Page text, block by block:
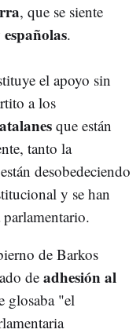
, que se siente
.
el apoyo sin
a los
que están
tanto la
desobedeciendo
y se han
de Barkos
de adhesión al
glosaba "el